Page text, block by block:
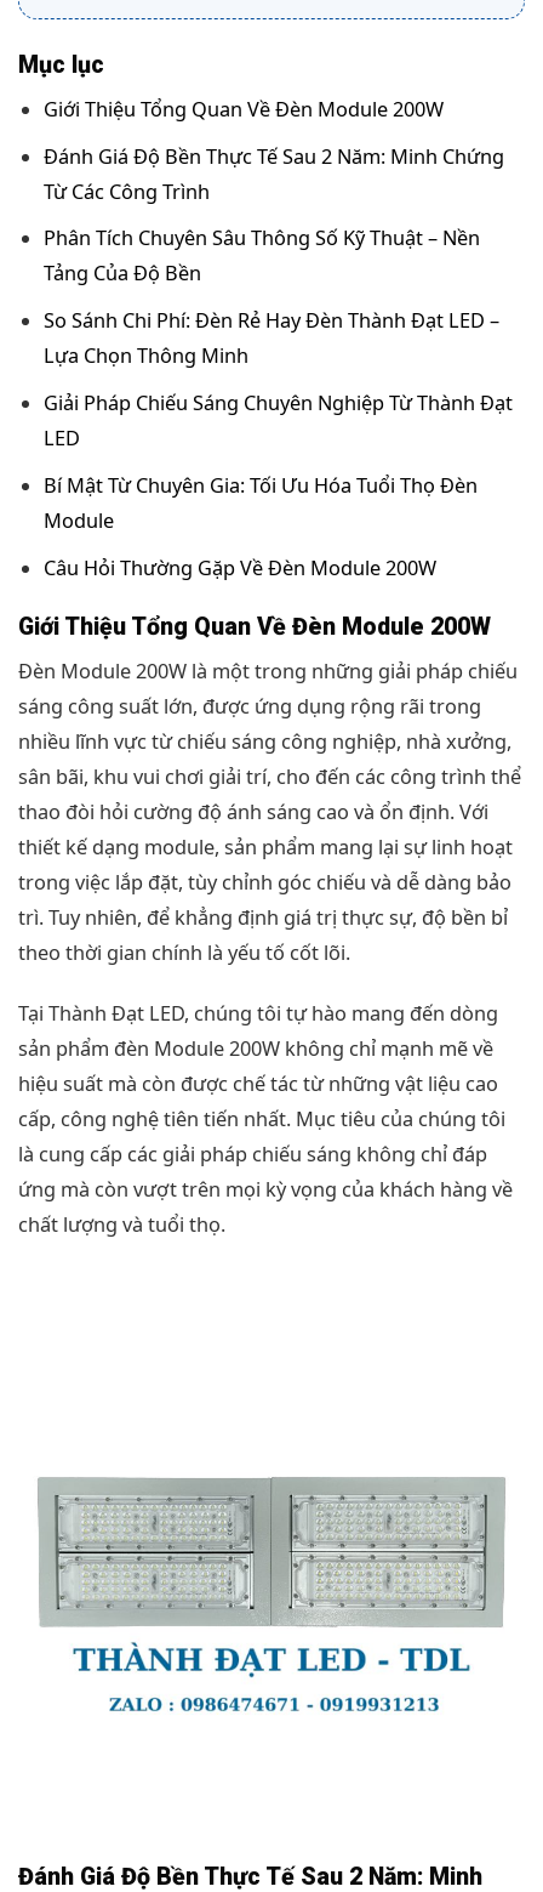
Mục lục
Giới Thiệu Tổng Quan Về Đèn Module 200W
Đánh Giá Độ Bền Thực Tế Sau 2 Năm: Minh Chứng
Từ Các Công Trình
Phân Tích Chuyên Sâu Thông Số Kỹ Thuật – Nền
Tảng Của Độ Bền
So Sánh Chi Phí: Đèn Rẻ Hay Đèn Thành Đạt LED –
Lựa Chọn Thông Minh
Giải Pháp Chiếu Sáng Chuyên Nghiệp Từ Thành Đạt
LED
Bí Mật Từ Chuyên Gia: Tối Ưu Hóa Tuổi Thọ Đèn
Module
Câu Hỏi Thường Gặp Về Đèn Module 200W
Giới Thiệu Tổng Quan Về Đèn Module 200W
Đèn Module 200W là một trong những giải pháp chiếu
sáng công suất lớn, được ứng dụng rộng rãi trong
nhiều lĩnh vực từ chiếu sáng công nghiệp, nhà xưởng,
sân bãi, khu vui chơi giải trí, cho đến các công trình thể
thao đòi hỏi cường độ ánh sáng cao và ổn định. Với
thiết kế dạng module, sản phẩm mang lại sự linh hoạt
trong việc lắp đặt, tùy chỉnh góc chiếu và dễ dàng bảo
trì. Tuy nhiên, để khẳng định giá trị thực sự, độ bền bỉ
theo thời gian chính là yếu tố cốt lõi.
Tại Thành Đạt LED, chúng tôi tự hào mang đến dòng
sản phẩm đèn Module 200W không chỉ mạnh mẽ về
hiệu suất mà còn được chế tác từ những vật liệu cao
cấp, công nghệ tiên tiến nhất. Mục tiêu của chúng tôi
là cung cấp các giải pháp chiếu sáng không chỉ đáp
ứng mà còn vượt trên mọi kỳ vọng của khách hàng về
chất lượng và tuổi thọ.
Đánh Giá Độ Bền Thực Tế Sau 2 Năm: Minh